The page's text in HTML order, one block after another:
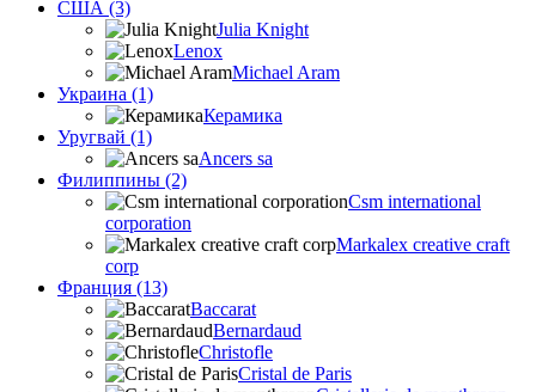
США (3)
Julia Knight
Lenox
Michael Aram
Украина (1)
Керамика
Уругвай (1)
Ancers sa
Филиппины (2)
Csm international
corporation
Markalex creative craft
corp
Франция (13)
Baccarat
Bernardaud
Christofle
Cristal de Paris